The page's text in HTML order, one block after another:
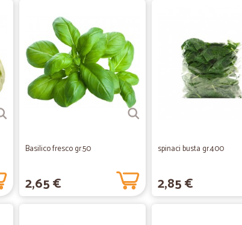
Basilico fresco gr.50
2,65 €
spinaci busta gr.400
2,85 €